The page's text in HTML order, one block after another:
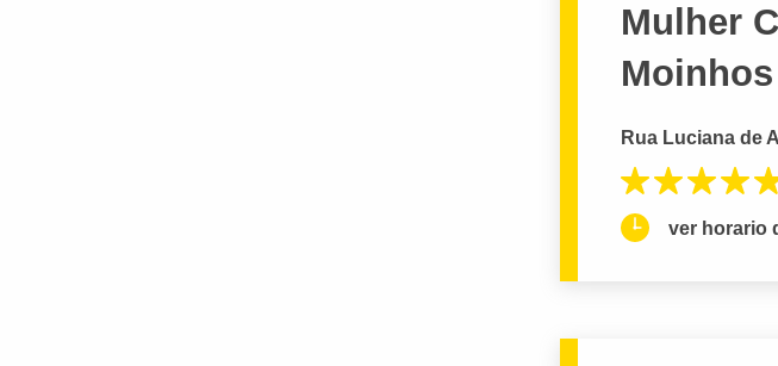
Mulher
Rua Luciana de
ver horario